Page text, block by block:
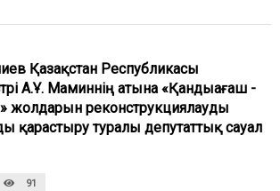
Қазақстан Республикасы
А.Ұ. Маминнің атына «Қандыағаш -
жолдарын реконструкциялауды
қарастыру туралы депутаттық сауал
91